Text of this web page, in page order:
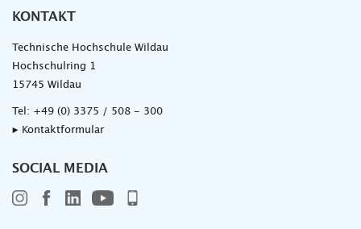
KONTAKT
Technische Hochschule Wildau
Hochschulring 1
15745 Wildau
Tel: +49 (0) 3375 / 508 - 300
▸ Kontaktformular
SOCIAL MEDIA